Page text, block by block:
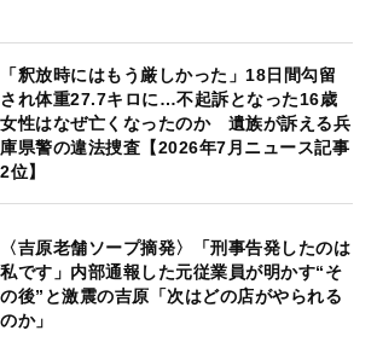
「釈放時にはもう厳しかった」18日間勾留
され体重27.7キロに…不起訴となった16歳
女性はなぜ亡くなったのか 遺族が訴える兵
庫県警の違法捜査【2026年7月ニュース記事
2位】
〈吉原老舗ソープ摘発〉「刑事告発したのは
私です」内部通報した元従業員が明かす“そ
の後”と激震の吉原「次はどの店がやられる
のか」